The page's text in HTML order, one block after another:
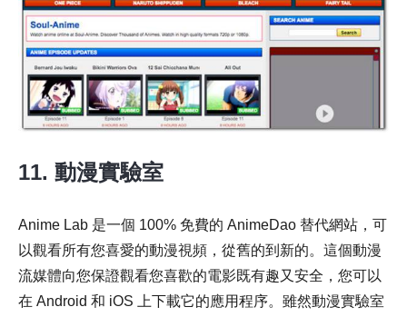
11. 動漫實驗室
Anime Lab 是一個 100% 免費的 AnimeDao 替代網站，可
以觀看所有您喜愛的動漫視頻，從舊的到新的。這個動漫
流媒體向您保證觀看您喜歡的電影既有趣又安全，您可以
在 Android 和 iOS 上下載它的應用程序。雖然動漫實驗室